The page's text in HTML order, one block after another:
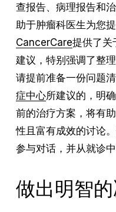
查报告、病理报告和
助于肿瘤科医生为您
CancerCare提供了关
建议，特别强调了整
请提前准备一份问题
症中心所建议的，明
前的治疗方案，将有
性且富有成效的讨论
参与对话，并从就诊中
做出明智